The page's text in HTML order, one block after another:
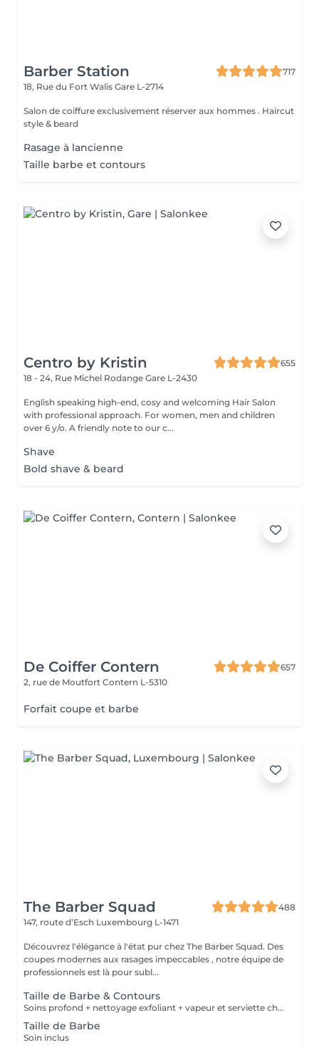
Barber Station
717
18, Rue du Fort Walis Gare L-2714
Salon de coiffure exclusivement réserver aux hommes . Haircut
style & beard
Rasage à lancienne
Taille barbe et contours
Centro by Kristin
655
18 - 24, Rue Michel Rodange Gare L-2430
English speaking high-end, cosy and welcoming Hair Salon
with professional approach. For women, men and children
over 6 y/o. A friendly note to our c...
Shave
Bold shave & beard
De Coiffer Contern
657
2, rue de Moutfort Contern L-5310
Forfait coupe et barbe
The Barber Squad
488
147, route d’Esch Luxembourg L-1471
Découvrez l'élégance à l'état pur chez The Barber Squad. Des
coupes modernes aux rasages impeccables , notre équipe de
professionnels est là pour subl...
Taille de Barbe & Contours
Soins profond + nettoyage exfoliant + vapeur et serviette chaude/froide
Taille de Barbe
Soin inclus